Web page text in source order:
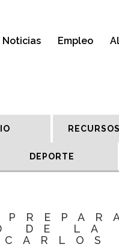
Noticias Empleo
DEPORTE
DE LA